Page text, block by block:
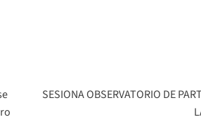
SESIONA OBSERVATORIO DE